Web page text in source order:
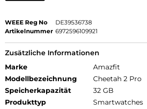
WEEE Reg No
DE39536738
Artikelnummer 6972596109921
Zusätzliche Informationen
Marke
Amazfit
Modellbezeichnung
Cheetah 2 Pro
Speicherkapazität
32 GB
Produkttyp
Smartwatches